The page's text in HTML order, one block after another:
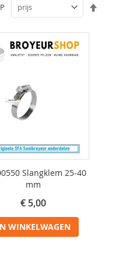
Slangklem 25-40
mm
€ 5,00
WINKELWAGEN